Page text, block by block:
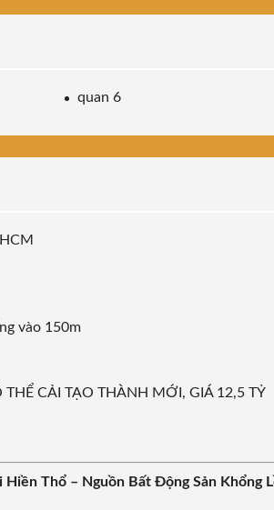
quan 6
vào 150m
CẢI TẠO THÀNH MỚI, GIÁ 12,5 TỶ
Hiền Thổ – Nguồn Bất Động Sản Khổng